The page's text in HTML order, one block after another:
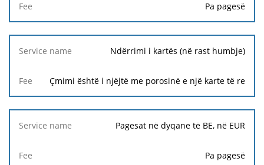
Pa pagesë
Ndërrimi i kartës (në rast humbje)
Çmimi është i njëjtë me porosinë e një karte të re
Pagesat në dyqane të BE, në EUR
Pa pagesë